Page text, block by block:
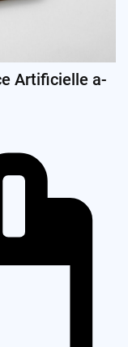
Artificielle a-